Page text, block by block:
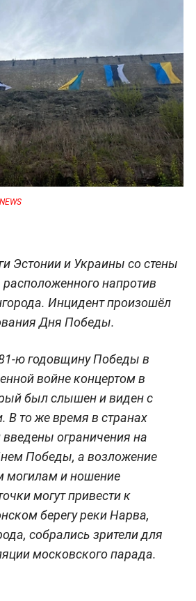
Эстонии и Украины со стены
напротив
Инцидент произошёл
Дня Победы.
ю годовщину Победы в
войне концертом в
был слышен и виден с
В то же время в странах
ограничения на
Победы, а возложение
могилам и ношение
могут привести к
берегу реки Нарва,
собрались зрители для
московского парада.